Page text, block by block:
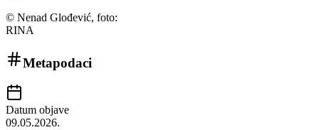
© Nenad Glođević, foto:
RINA
Metapodaci
Datum objave
09.05.2026.